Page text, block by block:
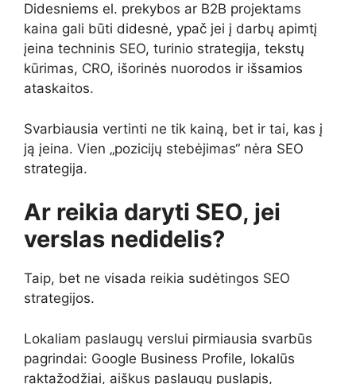
Didesniems el. prekybos ar B2B projektams
kaina gali būti didesnė, ypač jei į darbų apimtį
įeina techninis SEO, turinio strategija, tekstų
kūrimas, CRO, išorinės nuorodos ir išsamios
ataskaitos.
Svarbiausia vertinti ne tik kainą, bet ir tai, kas į
ją įeina. Vien „pozicijų stebėjimas“ nėra SEO
strategija.
Ar reikia daryti SEO, jei
verslas nedidelis?
Taip, bet ne visada reikia sudėtingos SEO
strategijos.
Lokaliam paslaugų verslui pirmiausia svarbūs
pagrindai: Google Business Profile, lokalūs
raktažodžiai, aiškus paslaugų puslapis,